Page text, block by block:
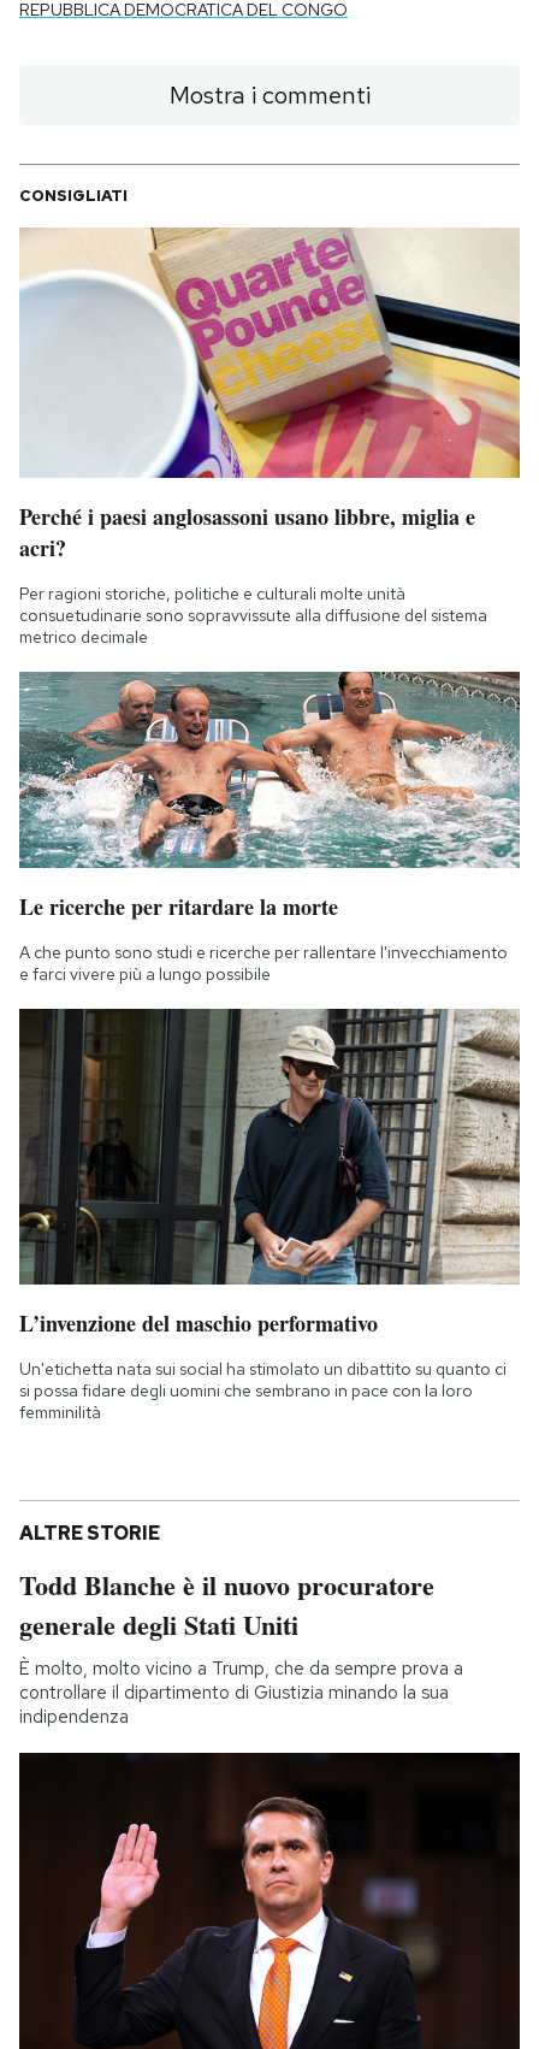
REPUBBLICA DEMOCRATICA DEL CONGO
Mostra i commenti
CONSIGLIATI
Perché i paesi anglosassoni usano libbre, miglia e
acri?
Per ragioni storiche, politiche e culturali molte unità
consuetudinarie sono sopravvissute alla diffusione del sistema
metrico decimale
Le ricerche per ritardare la morte
A che punto sono studi e ricerche per rallentare l'invecchiamento
e farci vivere più a lungo possibile
L’invenzione del maschio performativo
Un'etichetta nata sui social ha stimolato un dibattito su quanto ci
si possa fidare degli uomini che sembrano in pace con la loro
femminilità
ALTRE STORIE
Todd Blanche è il nuovo procuratore
generale degli Stati Uniti
È molto, molto vicino a Trump, che da sempre prova a
controllare il dipartimento di Giustizia minando la sua
indipendenza